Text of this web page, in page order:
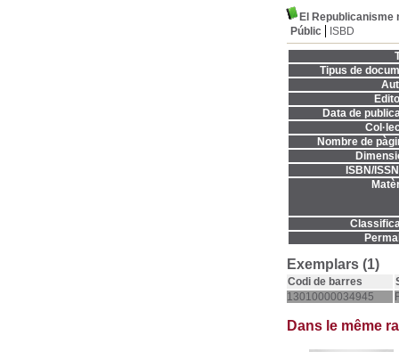
El Republicanisme
Públic
ISBD
Tipus de
Data de
Nombre de
ISBN/
Exemplars (1)
Codi de barres
13010000034945
Dans le même